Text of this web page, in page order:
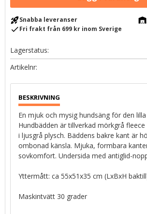
rocket_launchSnabba leveranser warehouse
checkFri frakt från 699 kr inom Sverige
Lagerstatus
Artikelnr
En mjuk och mysig hundsäng för den
Hundbädden är tillverkad mörkgrå
i ljusgrå plysch. Bäddens bakre kant är
ombonad känsla. Mjuka, formbara
sovkomfort. Undersida med antiglid-
Yttermått: ca 55x51x35 cm (LxBxH
Maskintvätt 30 grader